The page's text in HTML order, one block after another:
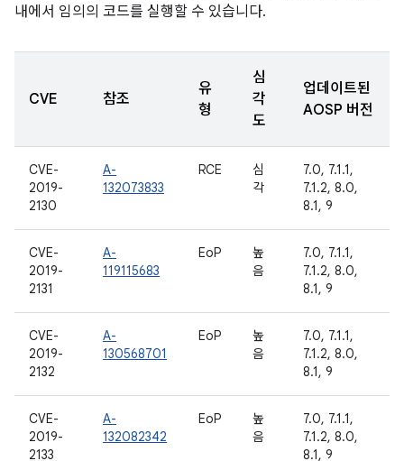
내에서 임의의 코드를 실행할 수 있습니다.
CVE 참조
유
형
심
각
도
업데이트된
AOSP 버전
CVE-
2019-
2130
A-
132073833
RCE
심
각
7.0, 7.1.1,
7.1.2, 8.0,
8.1, 9
CVE-
2019-
2131
A-
119115683
EoP
높
음
7.0, 7.1.1,
7.1.2, 8.0,
8.1, 9
CVE-
2019-
2132
A-
130568701
EoP
높
음
7.0, 7.1.1,
7.1.2, 8.0,
8.1, 9
CVE-
2019-
2133
A-
132082342
EoP
높
음
7.0, 7.1.1,
7.1.2, 8.0,
8.1, 9